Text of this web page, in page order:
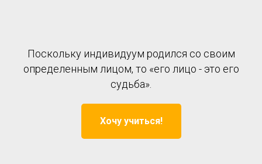
Поскольку индивидуум родился со своим
определенным лицом, то «его лицо - это его
судьба».
Хочу учиться!